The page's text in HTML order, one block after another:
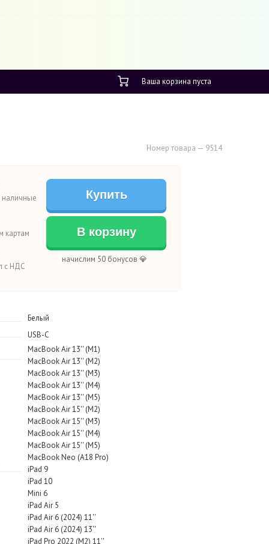
Ваша корзина пуста
Номер товара — 9514
наличные
картам
с НДС
Купить
В корзину
начислим 50 бонусов 💎
Белый
USB-C
MacBook Air 13'' (M1)
MacBook Air 13'' (M2)
MacBook Air 13'' (M3)
MacBook Air 13'' (M4)
MacBook Air 13'' (M5)
MacBook Air 15'' (M2)
MacBook Air 15'' (M3)
MacBook Air 15'' (M4)
MacBook Air 15'' (M5)
MacBook Neo (A18 Pro)
iPad 9
iPad 10
Mini 6
iPad Air 5
iPad Air 6 (2024) 11''
iPad Air 6 (2024) 13''
iPad Pro 2022 (M2) 11''